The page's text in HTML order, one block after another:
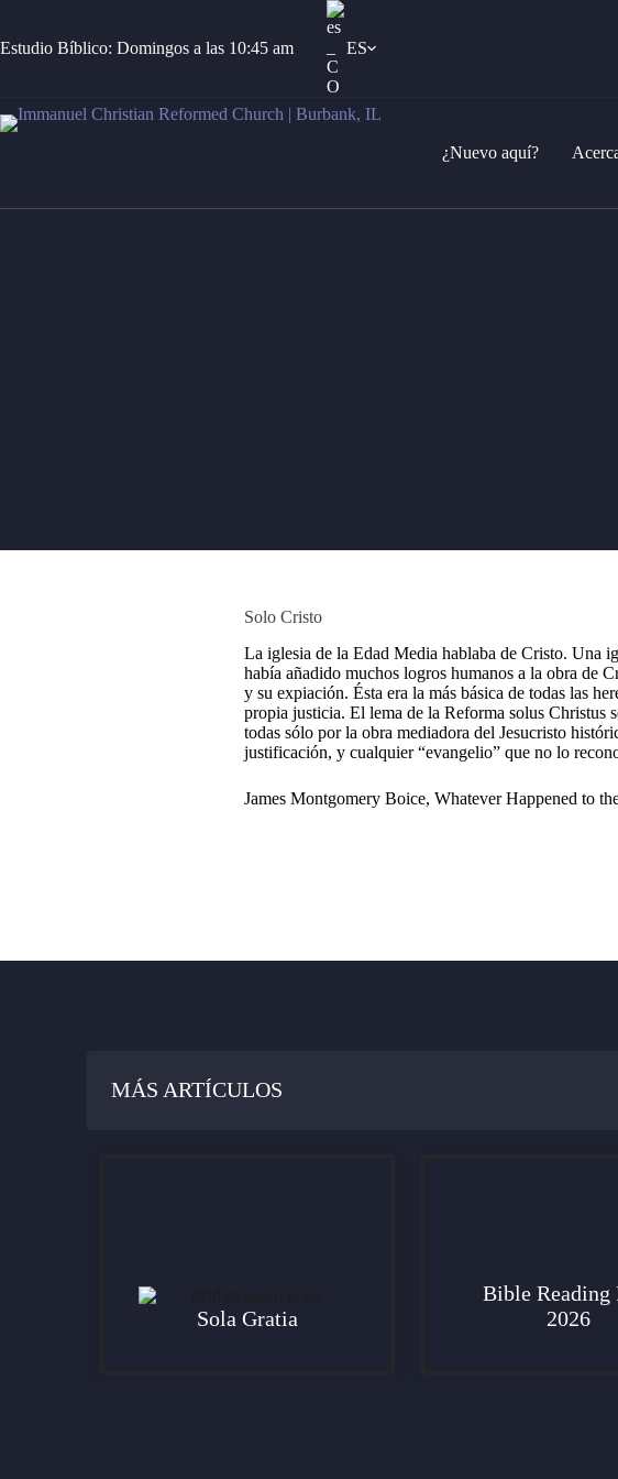
contenido
Estudio Bíblico: Domingos a las 10:45 am ES
¿Nuevo aquí?
Solo Cristo
La iglesia de la Edad Media hablaba de Cristo. Una
había añadido muchos logros humanos a la obra de
y su expiación. Ésta era la más básica de todas las
propia justicia. El lema de la Reforma solus Christus
todas sólo por la obra mediadora del Jesucristo
justificación, y cualquier “evangelio” que no lo
James Montgomery Boice, Whatever Happened to
MÁS ARTÍCULOS
Sola Gratia
Bible Reading
2026